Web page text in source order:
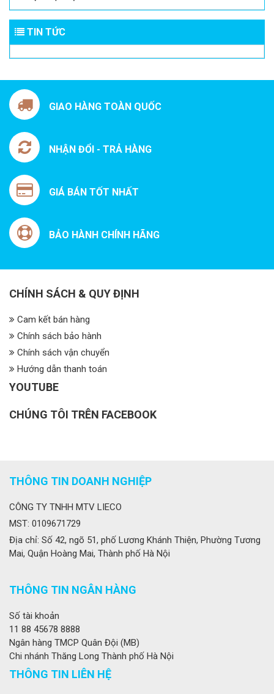
TIN TỨC
GIAO HÀNG TOÀN QUỐC
NHẬN ĐỔI - TRẢ HÀNG
GIÁ BÁN TỐT NHẤT
BẢO HÀNH CHÍNH HÃNG
CHÍNH SÁCH & QUY ĐỊNH
Cam kết bán hàng
Chính sách bảo hành
Chính sách vận chuyển
Hướng dẫn thanh toán
YOUTUBE
CHÚNG TÔI TRÊN FACEBOOK
THÔNG TIN DOANH NGHIỆP
CÔNG TY TNHH MTV LIECO
MST: 0109671729
Địa chỉ: Số 42, ngõ 51, phố Lương Khánh Thiện, Phường Tương
Mai, Quận Hoàng Mai, Thành phố Hà Nội
THÔNG TIN NGÂN HÀNG
Số tài khoản
11 88 45678 8888
Ngân hàng TMCP Quân Đội (MB)
Chi nhánh Thăng Long Thành phố Hà Nội
THÔNG TIN LIÊN HỆ